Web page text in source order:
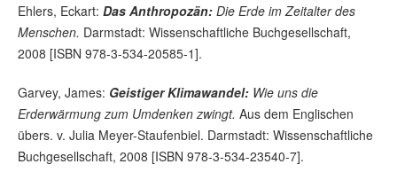
Ehlers, Eckart: Das Anthropozän: Die Erde im Zeitalter des
Menschen. Darmstadt: Wissenschaftliche Buchgesellschaft,
2008 [ISBN 978-3-534-20585-1].
Garvey, James: Geistiger Klimawandel: Wie uns die
Erderwärmung zum Umdenken zwingt. Aus dem Englischen
übers. v. Julia Meyer-Staufenbiel. Darmstadt: Wissenschaftliche
Buchgesellschaft, 2008 [ISBN 978-3-534-23540-7].